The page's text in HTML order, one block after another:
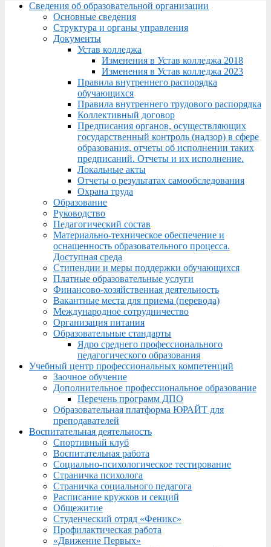
Menu
Сведения об образовательной организации
Основные сведения
Структура и органы управления
Документы
Устав колледжа
Изменения в Устав колледжа 2018
Изменения в Устав колледжа 2023
Правила внутреннего распорядка
обучающихся
Правила внутреннего трудового распорядка
Коллективный договор
Предписания органов, осуществляющих
государственный контроль (надзор) в сфере
образования, отчеты об исполнении таких
предписаний. Отчеты и их исполнение.
Локальные акты
Отчеты о результатах самообследования
Охрана труда
Образование
Руководство
Педагогический состав
Материально-техническое обеспечение и
оснащенность образовательного процесса.
Доступная среда
Стипендии и меры поддержки обучающихся
Платные образовательные услуги
Финансово-хозяйственная деятельность
Вакантные места для приема (перевода)
Международное сотрудничество
Организация питания
Образовательные стандарты
Ядро среднего профессионального
педагогического образования
Учебный центр профессиональных компетенций
Заочное обучение
Дополнительное профессиональное образование
Перечень программ ДПО
Образовательная платформа ЮРАЙТ для
преподавателей
Воспитательная деятельность
Спортивный клуб
Воспитательная работа
Социально-психологическое тестирование
Страничка психолога
Страничка социального педагога
Расписание кружков и секций
Общежитие
Студенческий отряд «Феникс»
Профилактическая работа
«Движение Первых»